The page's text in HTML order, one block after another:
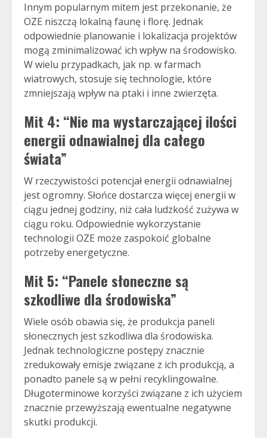
Innym popularnym mitem jest przekonanie, że
OZE niszczą lokalną faunę i florę. Jednak
odpowiednie planowanie i lokalizacja projektów
mogą zminimalizować ich wpływ na środowisko.
W wielu przypadkach, jak np. w farmach
wiatrowych, stosuje się technologie, które
zmniejszają wpływ na ptaki i inne zwierzęta.
Mit 4: “Nie ma wystarczającej ilości
energii odnawialnej dla całego
świata”
W rzeczywistości potencjał energii odnawialnej
jest ogromny. Słońce dostarcza więcej energii w
ciągu jednej godziny, niż cała ludzkość zużywa w
ciągu roku. Odpowiednie wykorzystanie
technologii OZE może zaspokoić globalne
potrzeby energetyczne.
Mit 5: “Panele słoneczne są
szkodliwe dla środowiska”
Wiele osób obawia się, że produkcja paneli
słonecznych jest szkodliwa dla środowiska.
Jednak technologiczne postępy znacznie
zredukowały emisje związane z ich produkcją, a
ponadto panele są w pełni recyklingowalne.
Długoterminowe korzyści związane z ich użyciem
znacznie przewyższają ewentualne negatywne
skutki produkcji.